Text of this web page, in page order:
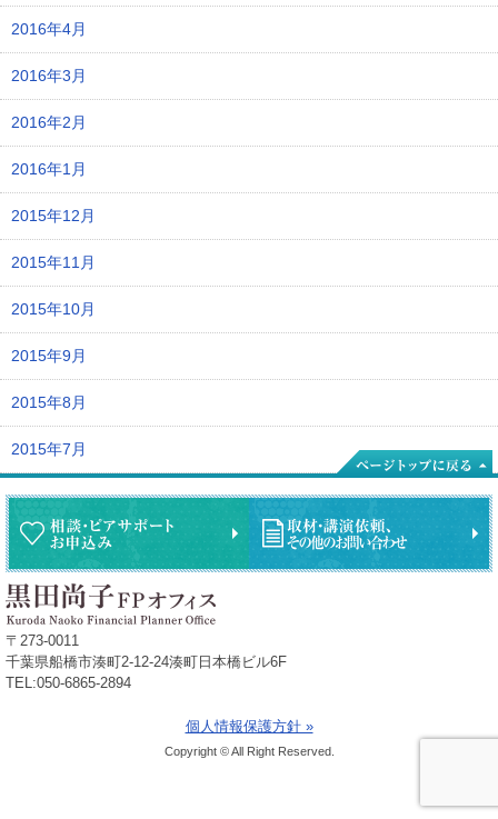
2016年4月
2016年3月
2016年2月
2016年1月
2015年12月
2015年11月
2015年10月
2015年9月
2015年8月
2015年7月
〒273-0011
千葉県船橋市湊町2-12-24湊町日本橋ビル6F
TEL:050-6865-2894
個人情報保護方針 »
Copyright © All Right Reserved.